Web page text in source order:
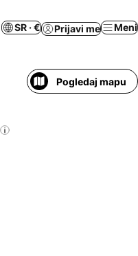
SR · € Prijavi me Meni
Pogledaj mapu